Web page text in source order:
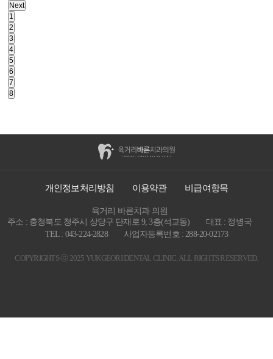
Next
1
2
3
4
5
6
7
8
개인정보처리방침 이용약관 비급여항목
육거리 바른치과 의원
주소 : 충청북도 청주시 상당구 단재로 9, 3층(석교동)
대표 : 정병국
TEL : 043-224-2828
사업자등록번호 : 288-20-02173
COPYRIGHTS ⓒ 2025 YUKGEORI DENTAL CLINIC. ALL RIGHTS RESERVED.